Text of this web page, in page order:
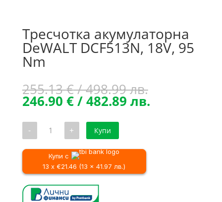
Тресчотка акумулаторна
DeWALT DCF513N, 18V, 95
Nm
255.13€/ 498.99 лв.Original
price
was:
246.90 €/ 482.89 лв.Текущата
цена
- количество
Тресчотка
акумулаторна
DeWALT
DCF513N,
18V,
Nm
+ Купи
Купи с
13 x €21.46 (13 x 41.97 лв.)